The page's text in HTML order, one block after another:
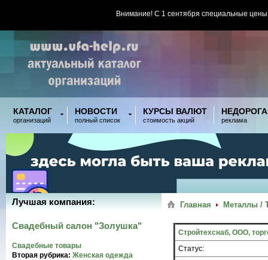
Внимание! С 1 сентября специальные
КАТАЛОГ
организаций
НОВОСТИ
полный список
КУРСЫ ВАЛЮТ
стоимость акций реклама
Главная Металлы /
Стройтехснаб, ООО,
Статус:
Лучшая компания:
Свадебный салон "Золушка"
Свадебные товары
Вторая рубрика: Женская одежда